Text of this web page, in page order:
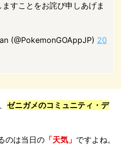
すことをお詫び申しあげま
(@PokemonGOAppJP) 20
ゼニガメのコミュニティ・デ
のは当日の 「天気」 ですよね。